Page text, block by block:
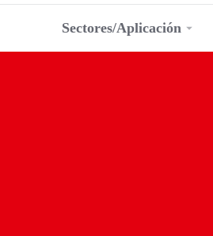
Sectores/Aplicación